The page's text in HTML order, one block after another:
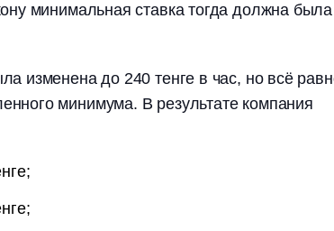
минимальная ставка тогда должна
изменена до 240 тенге в час, но всё
минимума. В результате компания